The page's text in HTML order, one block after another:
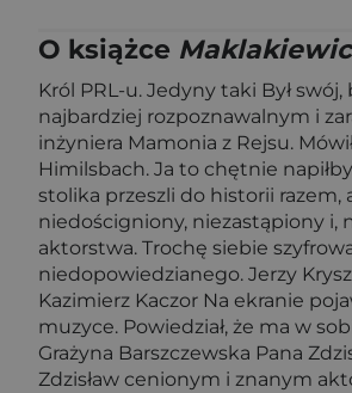
O książce
Król PRL-u. Jedyny taki Był
najbardziej rozpoznawalnym i
inżyniera Mamonia z Rejsu.
Himilsbach. Ja to chętnie
stolika przeszli do historii razem,
niedościgniony, niezastąpiony i,
aktorstwa. Trochę siebie
niedopowiedzianego. Jerzy
Kazimierz Kaczor Na ekranie
muzyce. Powiedział, że ma w
Grażyna Barszczewska Pana
Zdzisław cenionym i znanym